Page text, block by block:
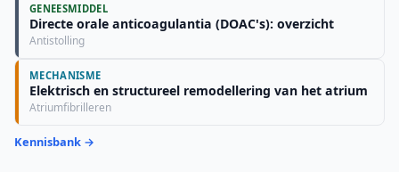
GENEESMIDDEL
Directe orale anticoagulantia (DOAC's): overzicht
Antistolling
MECHANISME
Elektrisch en structureel remodellering van het atrium
Atriumfibrilleren
Kennisbank →